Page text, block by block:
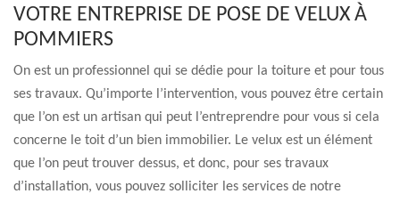
VOTRE ENTREPRISE DE POSE DE VELUX À
POMMIERS
On est un professionnel qui se dédie pour la toiture et pour tous
ses travaux. Qu’importe l’intervention, vous pouvez être certain
que l’on est un artisan qui peut l’entreprendre pour vous si cela
concerne le toit d’un bien immobilier. Le velux est un élément
que l’on peut trouver dessus, et donc, pour ses travaux
d’installation, vous pouvez solliciter les services de notre